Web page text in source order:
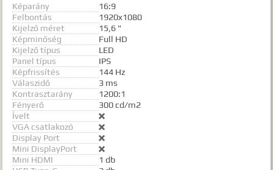
Képarány
16:9
Felbontás
1920x1080
Kijelző méret
15,6 "
Képminőség
Full HD
Kijelző típus
LED
Panel típus
IPS
Képfrissítés
144 Hz
Válaszidő
3 ms
Kontrasztarány
1200:1
Fényerő
300 cd/m2
Ívelt

VGA csatlakozó 
Display Port 
Mini DisplayPort 
Mini HDMI
1 db